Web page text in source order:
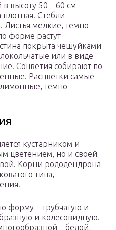
высоту 50 – 60 см
Стебли
Листья мелкие, темно –
форме растут
покрыта чешуйками
или в виде
Соцветия собирают по
Расцветки самые
темно –
кустарником и
цветением, но и своей
Корни рододендрона
типа,
форму – трубчатую и
и колесовидную.
– белой,